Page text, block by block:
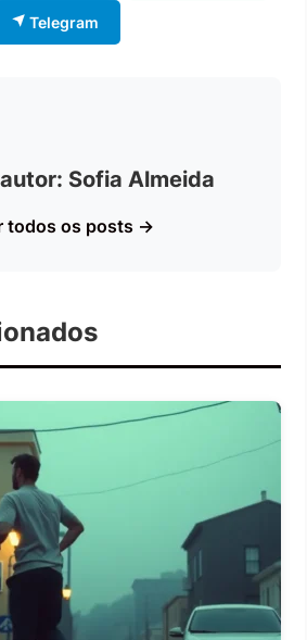
Telegram
Sofia Almeida
todos os posts →